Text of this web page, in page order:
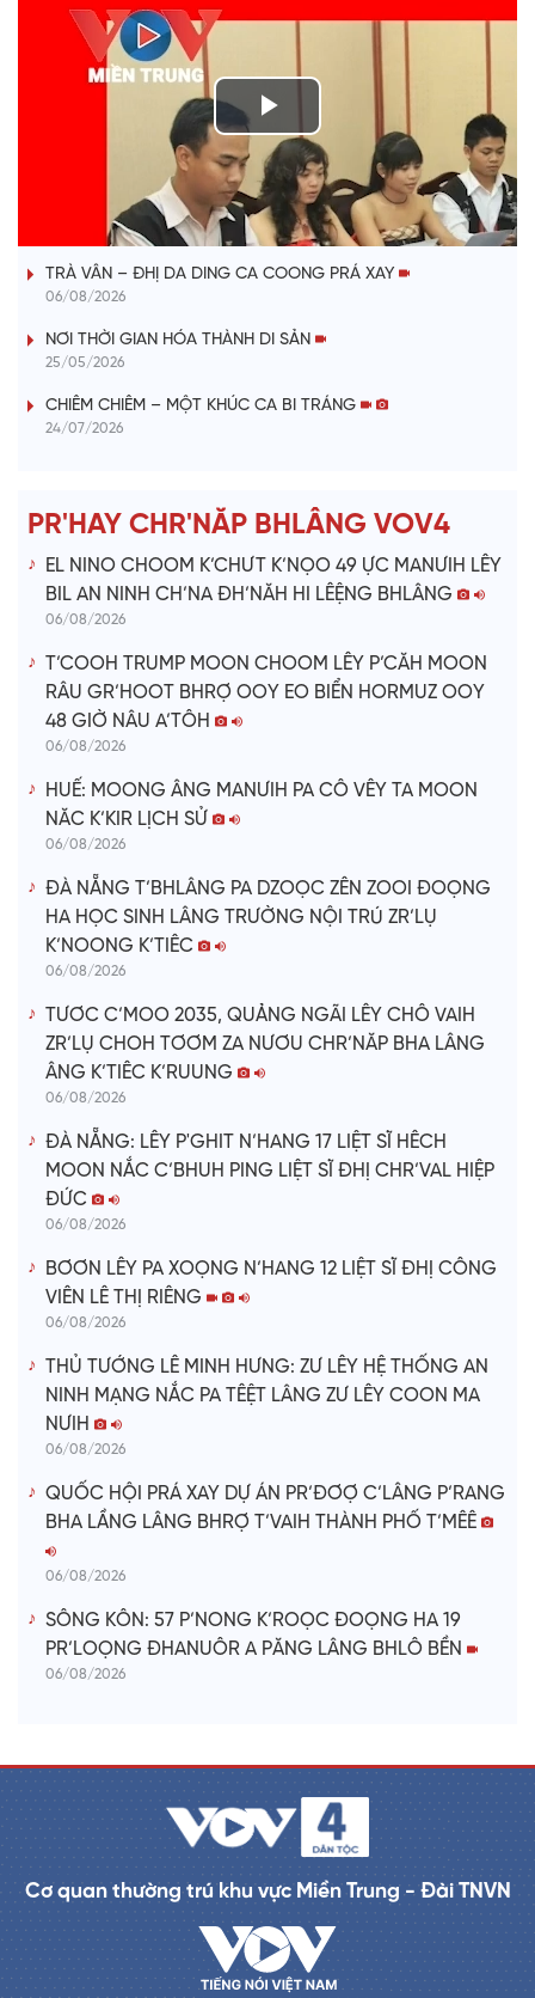
P
l
a
V
i
e
o
VÀI PHÚT DÀNH CHO QUẢNG BÁ
TRÀ VÂN – ĐHỊ DA DING CA COONG PRÁ XAY
06/08/2026
NƠI THỜI GIAN HÓA THÀNH DI SẢN
25/05/2026
CHIÊM CHIÊM – MỘT KHÚC CA BI TRÁNG
24/07/2026
PR'HAY CHR'NĂP BHLÂNG VOV4
EL NINO CHOOM K’CHƯT K’NỌO 49 ỰC MANƯIH LÊY
BIL AN NINH CH’NA ĐH’NĂH HI LÊỆNG BHLÂNG
06/08/2026
T’COOH TRUMP MOON CHOOM LÊY P’CĂH MOON
RÂU GR’HOOT BHRỢ OOY EO BIỂN HORMUZ OOY
48 GIỜ NÂU A’TÔH
06/08/2026
HUẾ: MOONG ÂNG MANƯIH PA CÔ VÊY TA MOON
NĂC K’KIR LỊCH SỬ
06/08/2026
ĐÀ NẴNG T’BHLÂNG PA DZOỌC ZÊN ZOOI ĐOỌNG
HA HỌC SINH LÂNG TRƯỜNG NỘI TRÚ ZR’LỤ
K’NOONG K’TIÊC
06/08/2026
TƯƠC C’MOO 2035, QUẢNG NGÃI LÊY CHÔ VAIH
ZR’LỤ CHOH TƠƠM ZA NƯƠU CHR’NĂP BHA LÂNG
ÂNG K’TIÊC K’RUUNG
06/08/2026
ĐÀ NẴNG: LÊY P'GHIT N’HANG 17 LIỆT SĨ HÊCH
MOON NẮC C’BHUH PING LIỆT SĨ ĐHỊ CHR’VAL HIỆP
ĐỨC
06/08/2026
BƠƠN LÊY PA XOỌNG N’HANG 12 LIỆT SĨ ĐHỊ CÔNG
VIÊN LÊ THỊ RIÊNG
06/08/2026
THỦ TƯỚNG LÊ MINH HƯNG: ZƯ LÊY HỆ THỐNG AN
NINH MẠNG NẮC PA TÊỆT LÂNG ZƯ LÊY COON MA
NƯIH
06/08/2026
QUỐC HỘI PRÁ XAY DỰ ÁN PR’ĐƠỢ C’LÂNG P’RANG
BHA LẦNG LÂNG BHRỢ T’VAIH THÀNH PHỐ T’MÊÊ
06/08/2026
SÔNG KÔN: 57 P’NONG K’ROỌC ĐOỌNG HA 19
PR’LOỌNG ĐHANUÔR A PĂNG LÂNG BHLÔ BỀN
06/08/2026
Cơ quan thường trú khu vực Miền Trung - Đài TNVN